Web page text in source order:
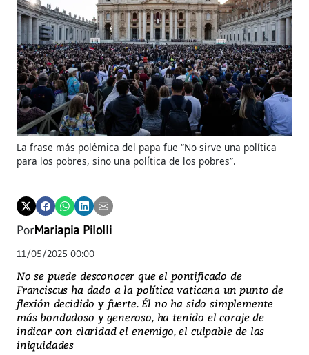
La frase más polémica del papa fue “No sirve una política
para los pobres, sino una política de los pobres”.
PorMariapia Pilolli
11/05/2025 00:00
No se puede desconocer que el pontificado de
Franciscus ha dado a la política vaticana un punto de
flexión decidido y fuerte. Él no ha sido simplemente
más bondadoso y generoso, ha tenido el coraje de
indicar con claridad el enemigo, el culpable de las
iniquidades